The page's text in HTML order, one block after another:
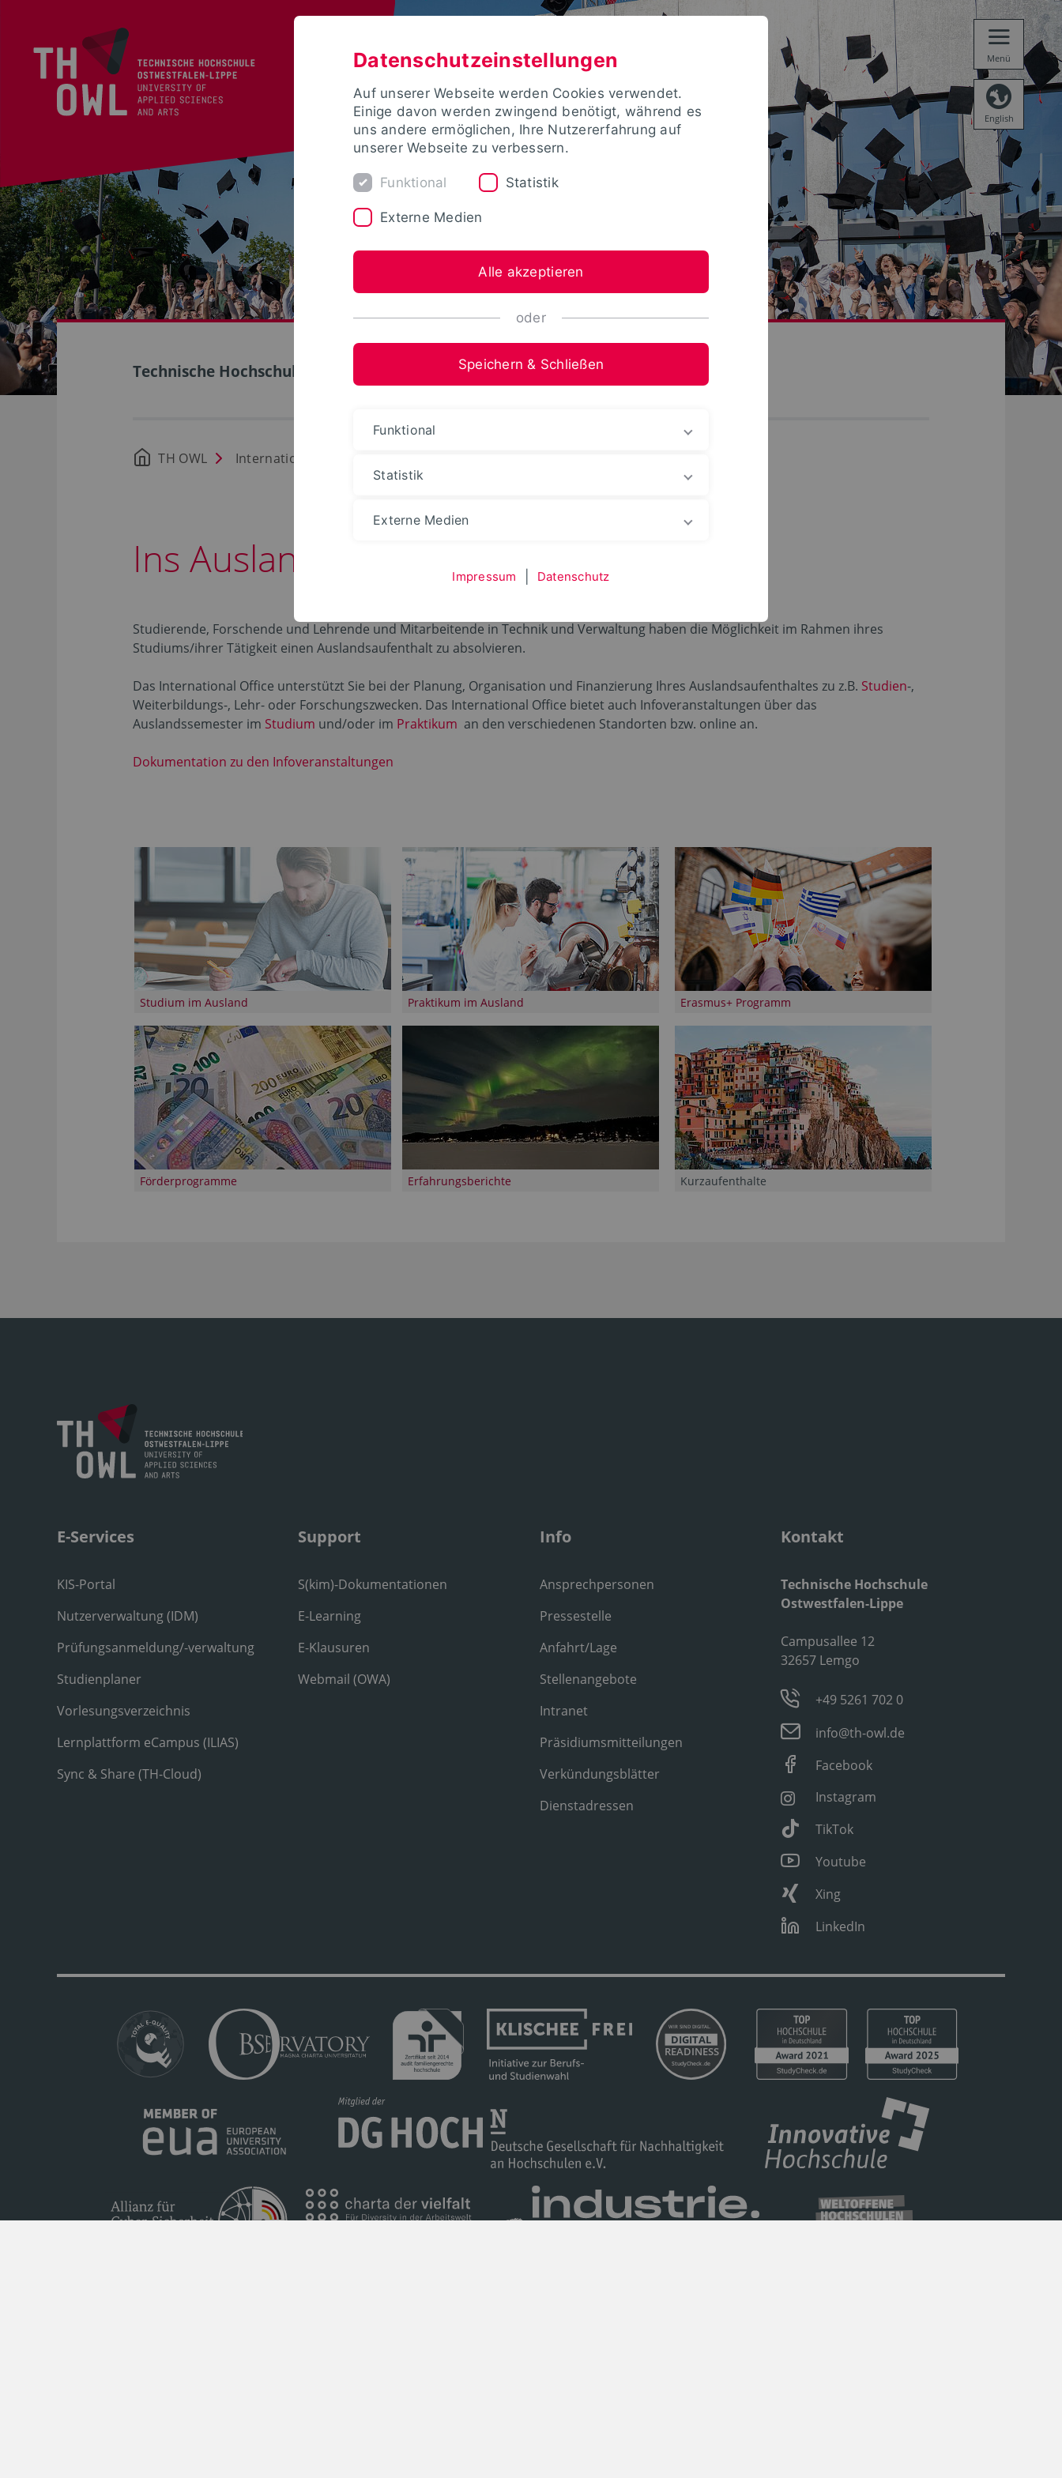
Menü
English
Technische Hochschule Ostwestfalen-Lippe
TH OWL International
Ins Ausland gehen
Studierende, Forschende und Lehrende und Mitarbeitende in Technik und Verwaltung haben die Möglichkeit im Rahmen ihres
Studiums/ihrer Tätigkeit einen Auslandsaufenthalt zu absolvieren.
Das International Office unterstützt Sie bei der Planung, Organisation und Finanzierung Ihres Auslandsaufenthaltes zu z.B. Studien-,
Weiterbildungs-, Lehr- oder Forschungszwecken. Das International Office bietet auch Infoveranstaltungen über das
Auslandssemester im Studium und/oder im Praktikum an den verschiedenen Standorten bzw. online an.
Dokumentation zu den Infoveranstaltungen
Studium im Ausland Praktikum im Ausland Erasmus+ Programm
Förderprogramme Erfahrungsberichte Kurzaufenthalte
E-Services
KIS-Portal
Nutzerverwaltung (IDM)
Prüfungsanmeldung/-verwaltung
Studienplaner
Vorlesungsverzeichnis
Lernplattform eCampus (ILIAS)
Sync & Share (TH-Cloud)
Support
S(kim)-Dokumentationen
E-Learning
E-Klausuren
Webmail (OWA)
Info
Ansprechpersonen
Pressestelle
Anfahrt/Lage
Stellenangebote
Intranet
Präsidiumsmitteilungen
Verkündungsblätter
Dienstadressen
Kontakt
Technische Hochschule
Ostwestfalen-Lippe
Campusallee 12
32657 Lemgo
+49 5261 702 0
info@th-owl.de
Facebook
Instagram
TikTok
Youtube
Xing
LinkedIn
Datenschutzeinstellungen
Auf unserer Webseite werden Cookies verwendet.
Einige davon werden zwingend benötigt, während es
uns andere ermöglichen, Ihre Nutzererfahrung auf
unserer Webseite zu verbessern.
Funktional Statistik
Externe Medien
Alle akzeptieren
oder
Speichern & Schließen
Funktional
Statistik
Externe Medien
Impressum Datenschutz